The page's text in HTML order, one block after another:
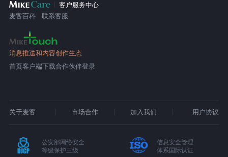
客户服务中心
麦客百科
联系客服
消息推送和内容创作生态
首页客户端下载合作伙伴登录
关于麦客 市场合作 加入我们 用户协议
公安部网络安全
等级保护三级
信息安全管理
体系国际认证